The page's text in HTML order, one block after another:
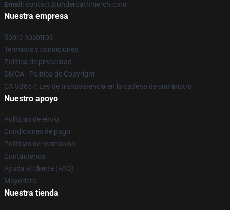
Email : contact@underoathmerch.com
Nuestra empresa
Sobre nosotros
Términos y condiciones
Política de privacidad
DMCA - Política de Copyright
CA SB657: Ley de transparencia en la cadena de suministro
Nuestro apoyo
Políticas de envío
Condiciones de pago
Políticas de reembolso
Contáctenos
Ayuda al cliente (FAQ)
Mayorista
Nuestra tienda